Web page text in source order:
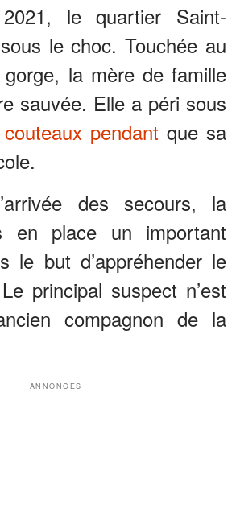
le quartier Saint-
le choc. Touchée au
la mère de famille
sauvée. Elle a péri sous
couteaux pendant que sa
des secours, la
en place un important
le but d’appréhender le
principal suspect n’est
compagnon de la
ANNONCES